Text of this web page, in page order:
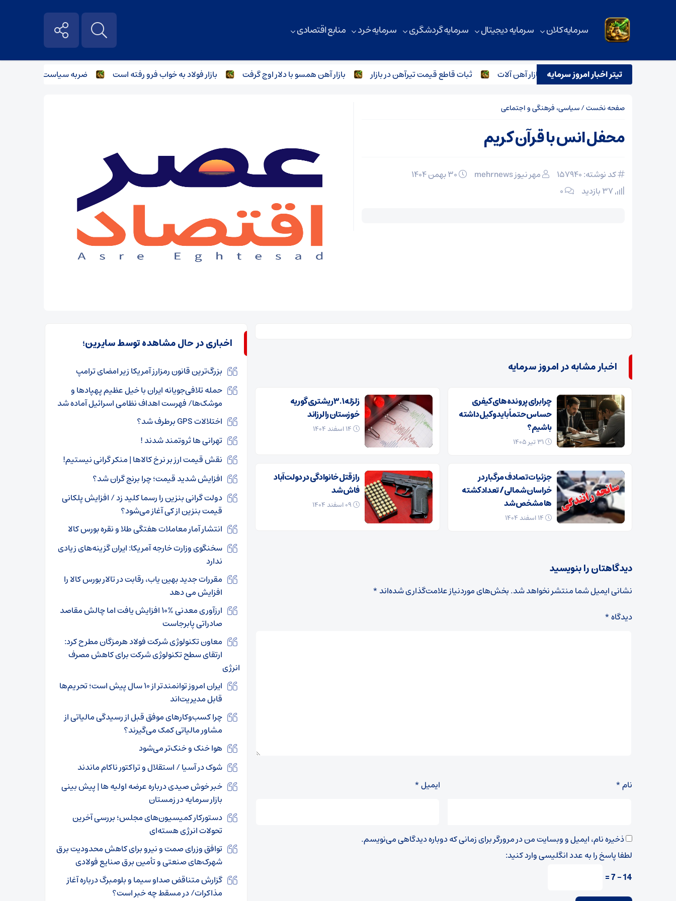
سرمایه کلان سرمایه دیجیتال سرمایه گردشگری سرمایه خرد منابع اقتصادی
تیتر اخبار امروز سرمایه
ترور اسماعیل هنیه و تاثیر آن بر بازار آهن آلات ثبات قاطع قیمت تیرآهن در بازار بازار آهن همسو با دلار اوج گرفت بازار فولاد به خواب فرو رفته است ضربه سیاست‌های
صفحه نخست/سیاسی، فرهنگی و اجتماعی
محفل انس با قرآن کریم
کد نوشته: 157940 مهر نیوز mehrnews
۰
اخبار مشابه در امروز سرمایه
چرا برای پرونده‌های کیفری
حساس حتماً باید وکیل داشته
باشیم؟
زلزله ۳.۱ ریشتری گوریه
خوزستان را لرزاند
جزئیات تصادف مرگبار در
خراسان‌شمالی/ تعداد کشته
ها مشخص شد
راز قتل خانوادگی در دولت‌آباد
فاش شد
دیدگاهتان را بنویسید
نشانی ایمیل شما منتشر نخواهد شد.بخش‌های موردنیاز علامت‌گذاری شده‌اند*
دیدگاه*
نام* ایمیل*
ذخیره نام، ایمیل و وبسایت من در مرورگر برای زمانی که دوباره دیدگاهی می‌نویسم.
لطفا پاسخ را به عدد انگلیسی وارد کنید:
14 − 7 =
اخباری در حال مشاهده توسط سایرین؛
بزرگ‌ترین قانون رمزارز آمریکا زیر امضای ترامپ
حمله تلافی‌جویانه ایران با خیل عظیم پهپاد‌ها و
موشک‌ها/ فهرست اهداف نظامی اسرائیل آماده شد
اختلالات GPS برطرف شد؟
تهرانی ها ثروتمند شدند !
نقش قیمت ارز بر نرخ کالاها | منکر گرانی نیستیم!
افزایش شدید قیمت؛ چرا برنج گران شد؟
دولت گرانی بنزین را رسما کلید زد / افزایش پلکانی
قیمت بنزین از کی آغاز می‌شود؟
انتشار آمار معاملات هفتگی طلا و نقره بورس کالا
سخنگوی وزارت خارجه آمریکا: ایران گزینه‌های زیادی
ندارد
مقررات جدید بهین‌ یاب، رقابت در تالار بورس کالا را
افزایش می‌ دهد
ارزآوری معدنی %۱۰ افزایش یافت اما چالش مقاصد
صادراتی پابرجاست
معاون تکنولوژی شرکت فولاد هرمزگان مطرح کرد:
ارتقای سطح تکنولوژی شرکت برای کاهش مصرف
انرژی
ایران امروز توانمندتر از ۱۰ سال پیش است؛ تحریم‌ها
قابل مدیریت‌اند
چرا کسب‌وکارهای موفق قبل از رسیدگی مالیاتی از
مشاور مالیاتی کمک می‌گیرند؟
هوا خنک و خنک‌تر می‌شود
شوک در آسیا / استقلال و تراکتور ناکام ماندند
خبر خوش صیدی درباره عرضه اولیه ها | پیش بینی
بازار سرمایه در زمستان
دستورکار کمیسیون‌های مجلس؛ بررسی آخرین
تحولات انرژی هسته‌ای
توافق وزرای صمت و نیرو برای کاهش محدودیت برق
شهرک‌های صنعتی و تأمین برق صنایع فولادی
گزارش متناقض صداو سیما و بلومبرگ درباره آغاز
مذاکرات/ در مسقط چه خبر است؟